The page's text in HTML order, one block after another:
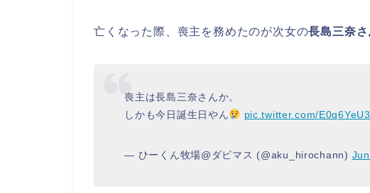
亡くなった際、喪主を務めたのが次女の長島三奈さ
喪主は長島三奈さんか。
しかも今日誕生日やん
pic.twitter.com/
— ひーくん牧場@ダビマス (@aku_hirochann)